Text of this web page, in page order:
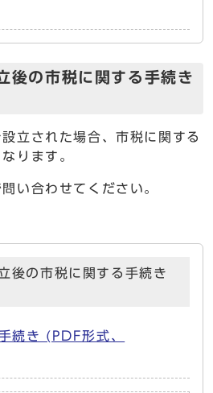
後の市税に関する手続き
立された場合、市税に関する
ります。
い合わせてください。
後の市税に関する手続き
続き (PDF形式、